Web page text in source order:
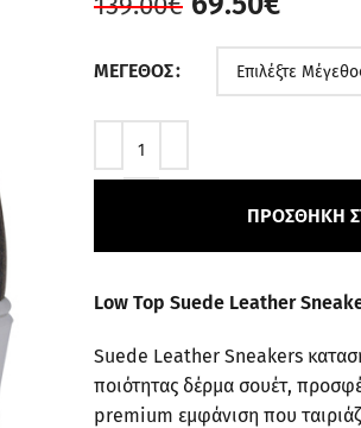
ΜΈΓΕΘΟΣ
ΠΡΟΣΘΉΚΗ
Low Top Suede Leather
Suede Leather Sneakers
ποιότητας δέρμα σουέτ,
premium εμφάνιση που